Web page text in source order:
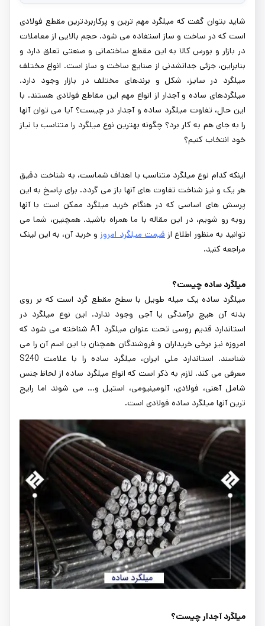
شاید بتوان گفت که میلگرد مهم ترین و پرکاربردترین مقطع فولادی
است که در ساخت و ساز استفاده می شود. حجم بالایی از معاملات
در بازار و بورس کالا به این مقطع ساختمانی و صنعتی تعلق دارد و
بنابراین، جزئی جدانشدنی از صنایع ساخت و ساز است. انواع مختلف
میلگرد در سایز، شکل و برندهای مختلف در بازار وجود دارد.
میلگردهای ساده و آجدار از انواع مهم این مقاطع فولادی هستند. با
این حال، تفاوت میلگرد ساده و آجدار در چیست؟ آیا می توان آنها
را به جای هم به کار برد؟ چگونه بهترین نوع میلگرد را متناسب با نیاز
خود انتخاب کنیم؟
اینکه کدام نوع میلگرد متناسب با اهداف شماست، به شناخت دقیق
هر یک و نیز شناخت تفاوت های آنها باز می گردد. برای پاسخ به این
پرسش های اساسی که در هنگام خرید میلگرد ممکن است با آنها
روبه رو شویم، در این مقاله با ما همراه باشید. همچنین، شما می
توانید به منظور اطلاع ازقیمت میلگرد امروز و خرید آن، به این لینک
مراجعه کنید.
میلگرد ساده چیست؟
میلگرد ساده یک میله طویل با سطح مقطع گرد است که بر روی
بدنه آن هیچ برآمدگی یا آجی وجود ندارد. این نوع میلگرد در
استاندارد قدیم روسی تحت عنوان میلگرد A1 شناخته می شود که
امروزه نیز برخی خریداران و فروشندگان همچنان با این اسم آن را می
شناسند. استاندارد ملی ایران، میلگرد ساده را با علامت S240
معرفی می کند. لازم به ذکر است که انواع میلگرد ساده از لحاظ جنس
شامل آهنی، فولادی، آلومینیومی، استیل و... می شوند اما رایج
ترین آنها میلگرد ساده فولادی است.
میلگرد آجدار چیست؟